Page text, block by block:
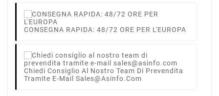
CONSEGNA RAPIDA: 48/72 ORE PER L'EUROPA
Chiedi Consiglio Al Nostro Team Di Prevendita
Tramite E-Mail Sales@asinfo.com